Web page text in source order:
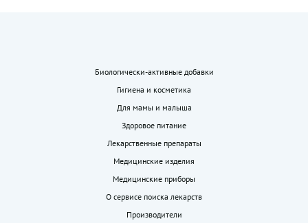
Биологически-активные добавки
Гигиена и косметика
Для мамы и малыша
Здоровое питание
Лекарственные препараты
Медицинские изделия
Медицинские приборы
О сервисе поиска лекарств
Производители